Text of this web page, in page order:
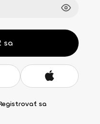
sa
sa